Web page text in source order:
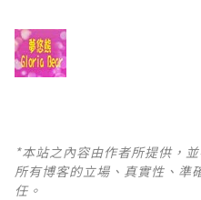
*本站之內容由作者所提供，
所有博客的立場、真實性、準
任。